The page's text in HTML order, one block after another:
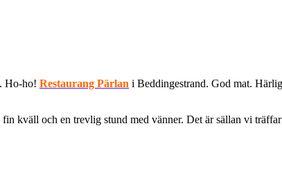
Ho-ho! Restaurang Pärlan i Beddingestrand. God mat.
kväll och en trevlig stund med vänner. Det är sällan vi